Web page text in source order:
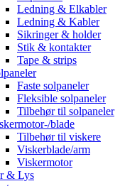
Ledning & Elkabler
Ledning & Kabler
Sikringer & holder
Stik & kontakter
Tape & strips
Faste solpaneler
Fleksible solpaneler
Tilbehør til solpaneler
blade
Tilbehør til viskere
Viskerblade/arm
Viskermotor
& Lys